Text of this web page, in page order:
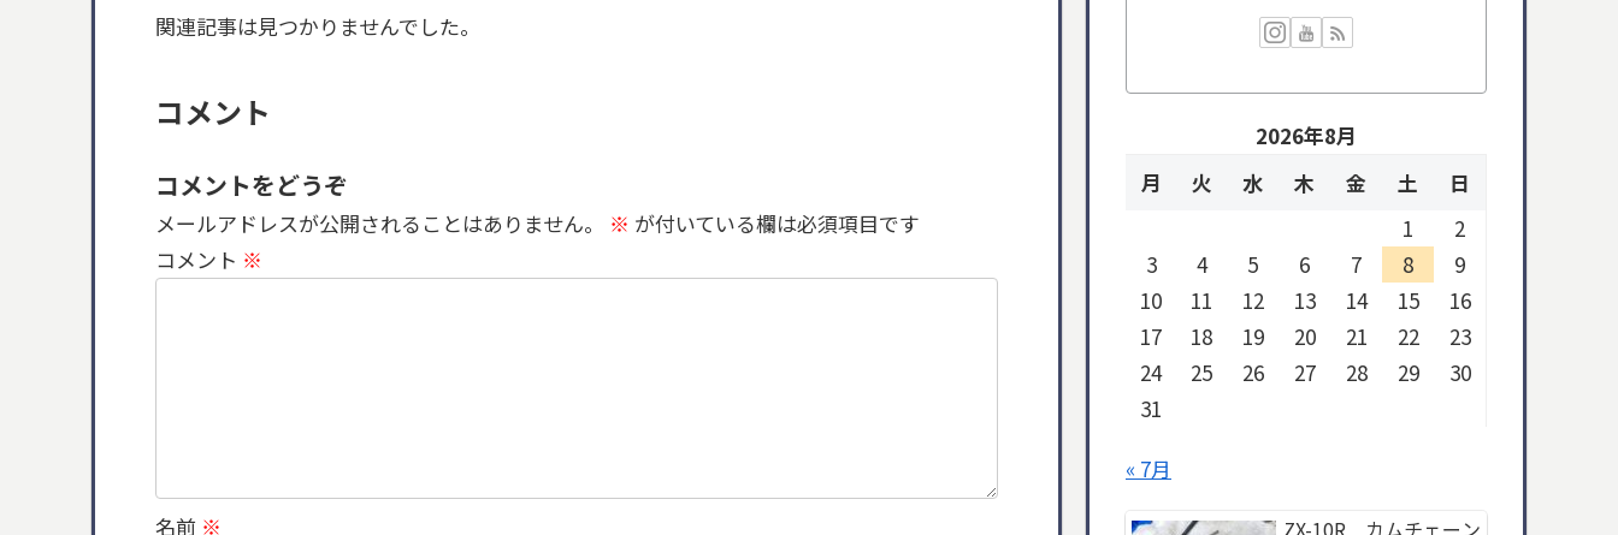
関連記事は見つかりませんでした。
コメント
コメントをどうぞ
メールアドレスが公開されることはありません。 ※ が付いている欄は必須項目です
コメント ※
名前 ※
2026年8月
月
火 水 木 金 土
日
1
2
3
4 5 6 7 8
9
10
11 12 13 14 15
16
17
18 19 20 21 22
23
24
25 26 27 28 29
30
31
« 7月